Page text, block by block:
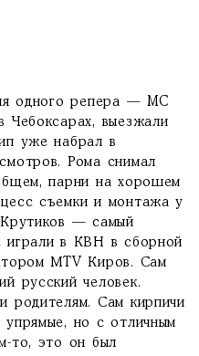
одного репера — MC
Чебоксарах, выезжали
уже набрал в
Рома снимал
парни на хорошем
съемки и монтажа у
— самый
в КВН в сборной
МTV Киров. Сам
русский человек.
родителям. Сам кирпичи
но с отличным
то, это он был